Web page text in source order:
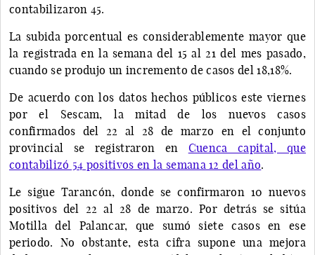
contabilizaron 45.
La subida porcentual es considerablemente mayor que
la registrada en la semana del 15 al 21 del mes pasado,
cuando se produjo un incremento de casos del 18,18%.
De acuerdo con los datos hechos públicos este viernes
por el Sescam, la mitad de los nuevos casos
confirmados del 22 al 28 de marzo en el conjunto
provincial se registraron en Cuenca capital, que
contabilizó 54 positivos en la semana 12 del año.
Le sigue Tarancón, donde se confirmaron 10 nuevos
positivos del 22 al 28 de marzo. Por detrás se sitúa
Motilla del Palancar, que sumó siete casos en ese
periodo. No obstante, esta cifra supone una mejora